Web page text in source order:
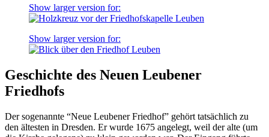
Show larger version for:
Show larger version for:
Geschichte des Neuen Leubener
Friedhofs
Der sogenannte “Neue Leubener Friedhof” gehört tatsächlich zu
den ältesten in Dresden. Er wurde 1675 angelegt, weil der alte (um